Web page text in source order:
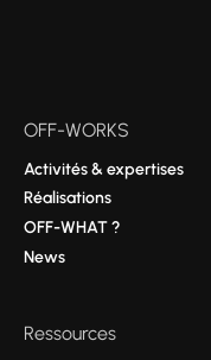
OFF-WORKS
Activités & expertises
Réalisations
OFF-WHAT ?
News
Ressources